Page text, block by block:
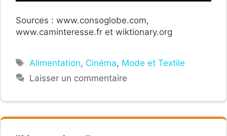
Sources : www.consoglobe.com,
www.caminteresse.fr et wiktionary.org
Étiquettes
Alimentation, Cinéma, Mode et Textile
Laisser un commentaire